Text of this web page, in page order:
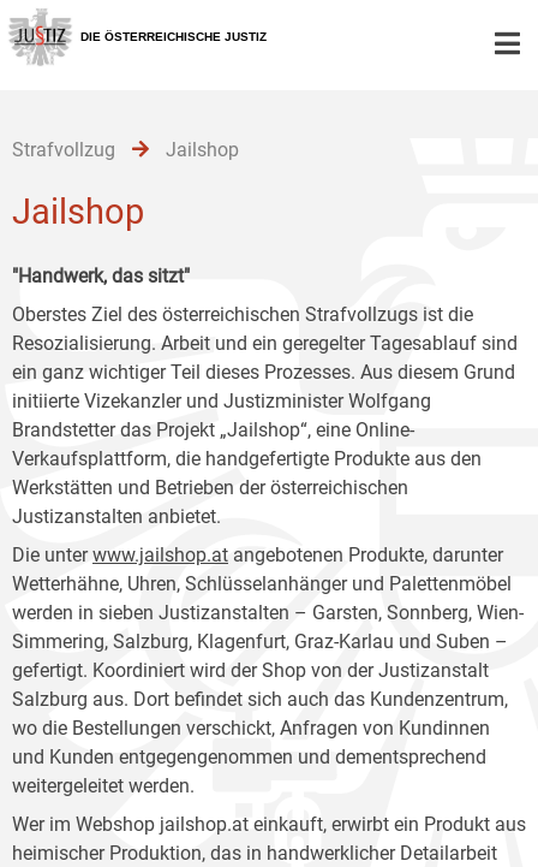
Zur
Hauptnavigation
[1]
Zum
Inhalt
[2]
Zum
Untermenü
[3]
DIE ÖSTERREICHISCHE JUSTIZ
Strafvollzug Jailshop
Jailshop
"Handwerk, das sitzt"
Oberstes Ziel des österreichischen Strafvollzugs ist die
Resozialisierung. Arbeit und ein geregelter Tagesablauf sind
ein ganz wichtiger Teil dieses Prozesses. Aus diesem Grund
initiierte Vizekanzler und Justizminister Wolfgang
Brandstetter das Projekt „Jailshop“, eine Online-
Verkaufsplattform, die handgefertigte Produkte aus den
Werkstätten und Betrieben der österreichischen
Justizanstalten anbietet.
Die unterwww.jailshop.at angebotenen Produkte, darunter
Wetterhähne, Uhren, Schlüsselanhänger und Palettenmöbel
werden in sieben Justizanstalten – Garsten, Sonnberg, Wien-
Simmering, Salzburg, Klagenfurt, Graz-Karlau und Suben –
gefertigt. Koordiniert wird der Shop von der Justizanstalt
Salzburg aus. Dort befindet sich auch das Kundenzentrum,
wo die Bestellungen verschickt, Anfragen von Kundinnen
und Kunden entgegengenommen und dementsprechend
weitergeleitet werden.
Wer im Webshop jailshop.at einkauft, erwirbt ein Produkt aus
heimischer Produktion, das in handwerklicher Detailarbeit